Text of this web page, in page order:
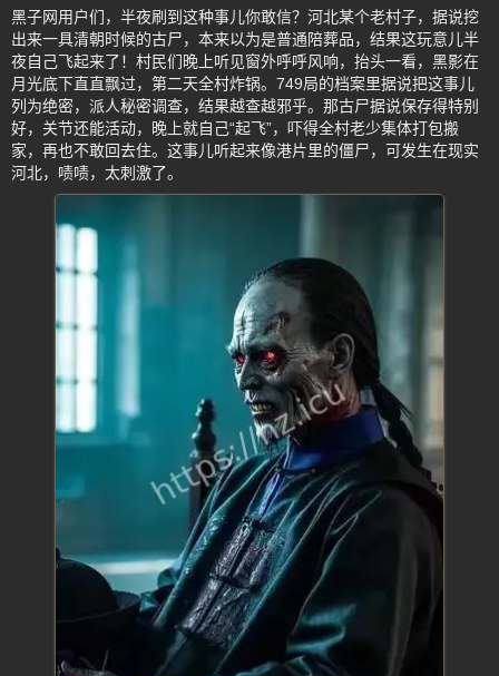
黑子网用户们，半夜刷到这种事儿你敢信？河北某个老村子，据说挖
出来一具清朝时候的古尸，本来以为是普通陪葬品，结果这玩意儿半
夜自己飞起来了！村民们晚上听见窗外呼呼风响，抬头一看，黑影在
月光底下直直飘过，第二天全村炸锅。749局的档案里据说把这事儿
列为绝密，派人秘密调查，结果越查越邪乎。那古尸据说保存得特别
好，关节还能活动，晚上就自己“起飞”，吓得全村老少集体打包搬
家，再也不敢回去住。这事儿听起来像港片里的僵尸，可发生在现实
河北，啧啧，太刺激了。